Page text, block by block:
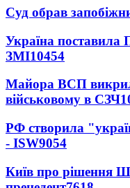
Суд обрав
Україна поставила
ЗМІ10454
Майора ВСП
військовому в СЗЧ
РФ створила
- ISW9054
Київ про рішення